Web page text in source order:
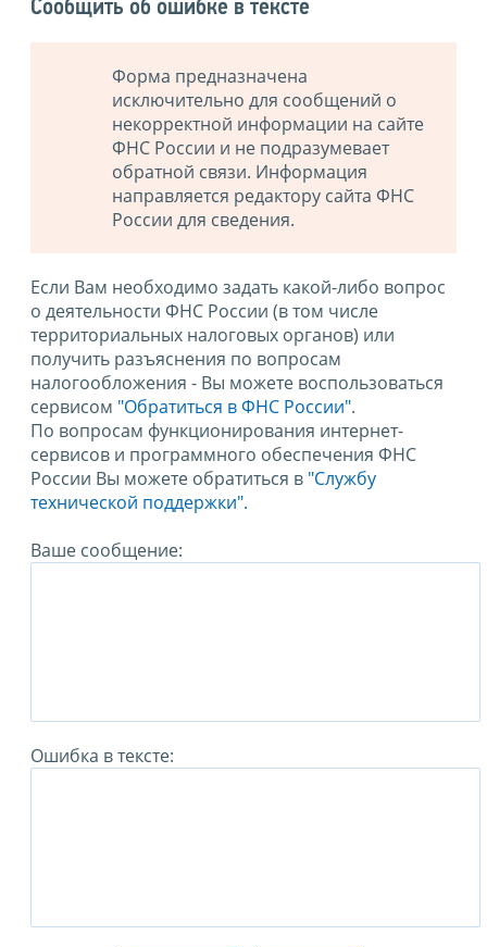
Сообщить об ошибке в тексте
Форма предназначена
исключительно для сообщений о
некорректной информации на сайте
ФНС России и не подразумевает
обратной связи. Информация
направляется редактору сайта ФНС
России для сведения.
Если Вам необходимо задать какой-либо вопрос
о деятельности ФНС России (в том числе
территориальных налоговых органов) или
получить разъяснения по вопросам
налогообложения - Вы можете воспользоваться
сервисом "Обратиться в ФНС России".
По вопросам функционирования интернет-
сервисов и программного обеспечения ФНС
России Вы можете обратиться в "Службу
технической поддержки".
Ваше сообщение:
Ошибка в тексте: